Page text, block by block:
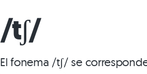
/tʃ/
El fonema /tʃ/ se